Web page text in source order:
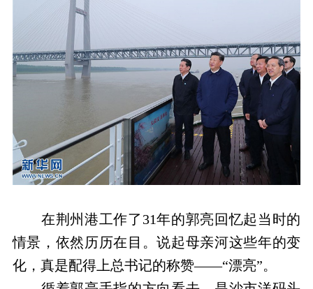
在荆州港工作了31年的郭亮回忆起当时的
情景，依然历历在目。说起母亲河这些年的变
化，真是配得上总书记的称赞——“漂亮”。